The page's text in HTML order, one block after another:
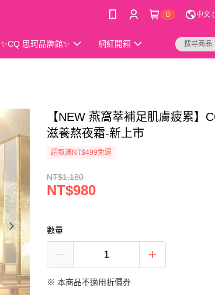
0 中文
✨CQ 思珂品牌館✨ 網紅開箱
【NEW 燕窩萃補足肌膚疲累】
滋養熬夜霜-新上市
超取滿NT$499免運
NT$1,180
NT$980
數量
※ 本商品不適用折價券